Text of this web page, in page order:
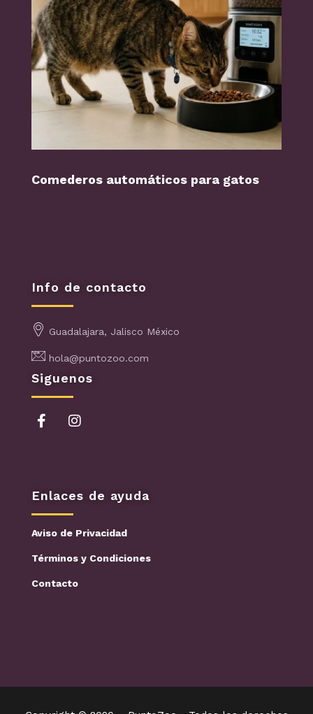
Comederos automáticos para gatos
Info de contacto
Guadalajara, Jalisco México
hola@puntozoo.com
Siguenos
Enlaces de ayuda
Aviso de Privacidad
Términos y Condiciones
Contacto